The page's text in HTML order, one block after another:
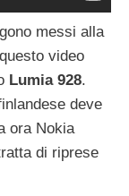
messi alla
video
Lumia 928.
deve
ora Nokia
di riprese